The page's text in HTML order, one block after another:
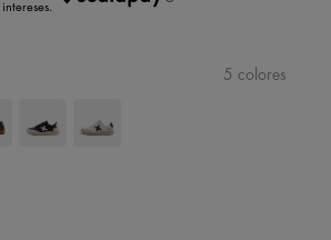
5 colores